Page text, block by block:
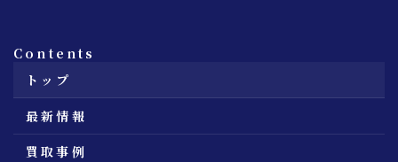
Contents
トップ
最新情報
買取事例